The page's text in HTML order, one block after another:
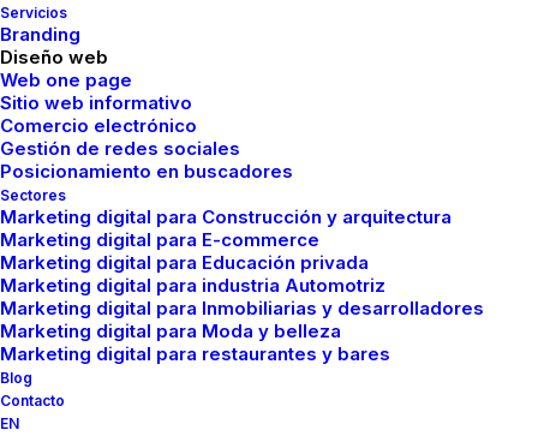
Servicios
Branding
Diseño web
Web one page
Sitio web informativo
Comercio electrónico
Gestión de redes sociales
Posicionamiento en buscadores
Sectores
Marketing digital para Construcción y arquitectura
Marketing digital para E-commerce
Marketing digital para Educación privada
Marketing digital para industria Automotriz
Marketing digital para Inmobiliarias y desarrolladores
Marketing digital para Moda y belleza
Marketing digital para restaurantes y bares
Blog
Contacto
EN
negocio online